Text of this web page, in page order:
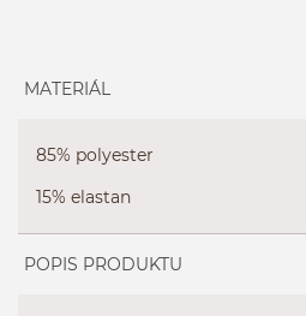
MATERIÁL
85% polyester
15% elastan
POPIS PRODUKTU